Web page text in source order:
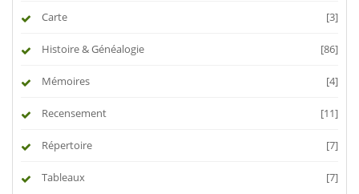
Carte [3]
Histoire & Généalogie [86]
Mémoires [4]
Recensement [11]
Répertoire [7]
Tableaux [7]